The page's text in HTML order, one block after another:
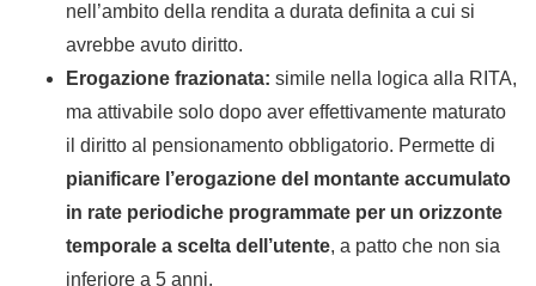
nell’ambito della rendita a durata definita a cui si
avrebbe avuto diritto.
Erogazione frazionata: simile nella logica alla RITA,
ma attivabile solo dopo aver effettivamente maturato
il diritto al pensionamento obbligatorio. Permette di
pianificare l’erogazione del montante accumulato
in rate periodiche programmate per un orizzonte
temporale a scelta dell’utente, a patto che non sia
inferiore a 5 anni.